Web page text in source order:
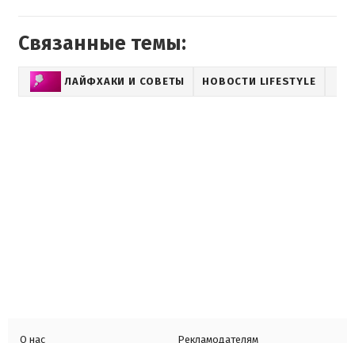
Связанные темы:
ЛАЙФХАКИ И СОВЕТЫ НОВОСТИ LIFESTYLE
О нас Рекламодателям